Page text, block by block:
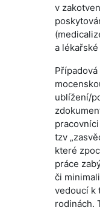
v
a
ublížení/
tzv
které
práce
či
vedoucí k
rodinách.